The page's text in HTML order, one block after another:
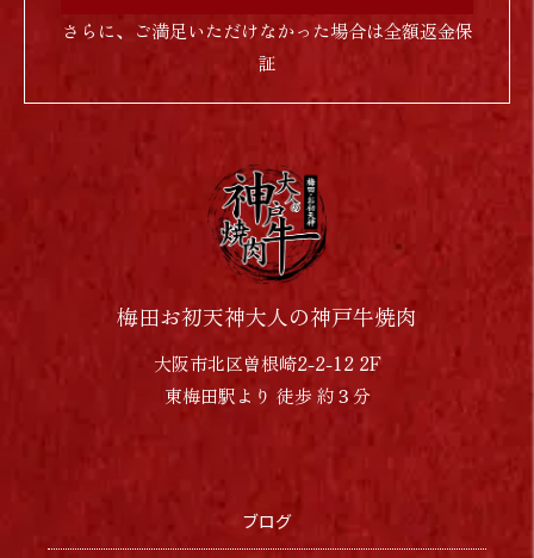
さらに、ご満足いただけなかった場合は全額返金保
証
梅田お初天神大人の神戸牛焼肉
大阪市北区曽根崎2-2-12 2F
東梅田駅より 徒歩 約３分
ブログ